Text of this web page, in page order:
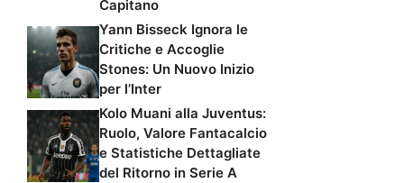
Capitano
Yann Bisseck Ignora le
Critiche e Accoglie
Stones: Un Nuovo Inizio
per l’Inter
Kolo Muani alla Juventus:
Ruolo, Valore Fantacalcio
e Statistiche Dettagliate
del Ritorno in Serie A